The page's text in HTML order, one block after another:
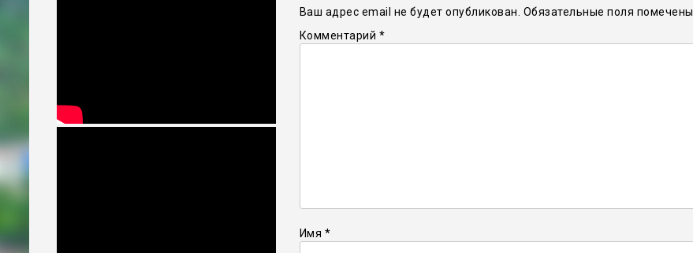
Ваш адрес email не будет опубликован. Обязательные поля помечены
Комментарий *
Имя *